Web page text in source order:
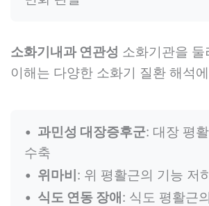
소화기내과 연관성 소화기관을
이해는 다양한 소화기 질환 해석
과민성 대장증후군: 대장 평
수축
위마비: 위 평활근의 기능 저
식도 연동 장애: 식도 평활근